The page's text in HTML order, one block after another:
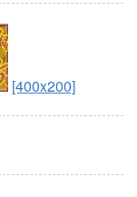
[400x200]